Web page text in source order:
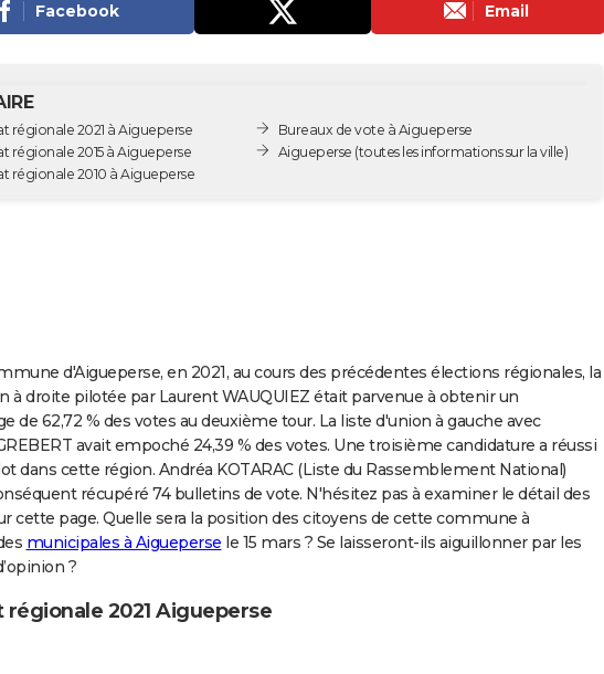
Facebook Email
régionale 2021 à Aigueperse
régionale 2015 à Aigueperse
régionale 2010 à Aigueperse
Bureaux de vote à Aigueperse
Aigueperse (toutes les informations sur la ville)
d'Aigueperse, en 2021, au cours des précédentes élections régionales, la
à droite pilotée par Laurent WAUQUIEZ était parvenue à obtenir un
de 62,72 % des votes au deuxième tour. La liste d'union à gauche avec
avait empoché 24,39 % des votes. Une troisième candidature a réussi
dans cette région. Andréa KOTARAC (Liste du Rassemblement National)
récupéré 74 bulletins de vote. N'hésitez pas à examiner le détail des
cette page. Quelle sera la position des citoyens de cette commune à
municipales à Aigueperse le 15 mars ? Se laisseront-ils aiguillonner par les
?
régionale 2021 Aigueperse